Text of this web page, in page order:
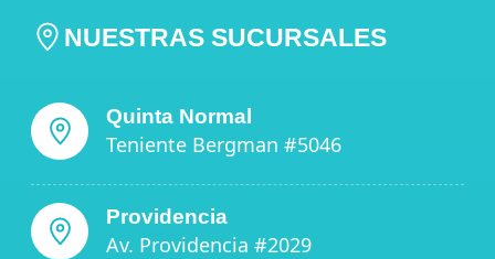
NUESTRAS SUCURSALES
Quinta Normal
Teniente Bergman #5046
Providencia
Av. Providencia #2029